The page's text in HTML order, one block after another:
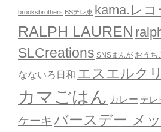
brooksbrothers BSテレ東 kama.レコ
RALPH LAUREN
SLCreations SNSまんが おうち
なないろ日和 エスエルク
カマごはん カレー テレ
ケーキ バースデー メ